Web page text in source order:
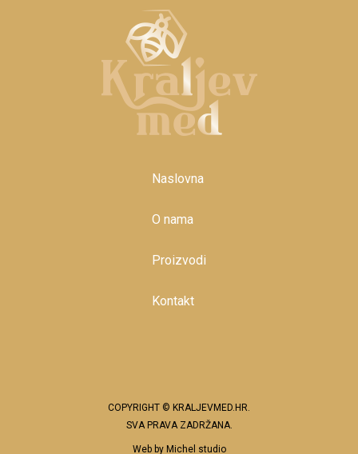
Naslovna
O nama
Proizvodi
Kontakt
COPYRIGHT © KRALJEVMED.HR.
SVA PRAVA ZADRŽANA.
Web by Michel studio